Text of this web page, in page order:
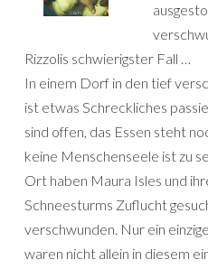
Rizzolis schwierigster Fall …
In einem Dorf in den tief
ist etwas Schreckliches
sind offen, das Essen steht
keine Menschenseele ist zu
Ort haben Maura Isles und
Schneesturms Zuflucht
verschwunden. Nur ein
waren nicht allein in diesem